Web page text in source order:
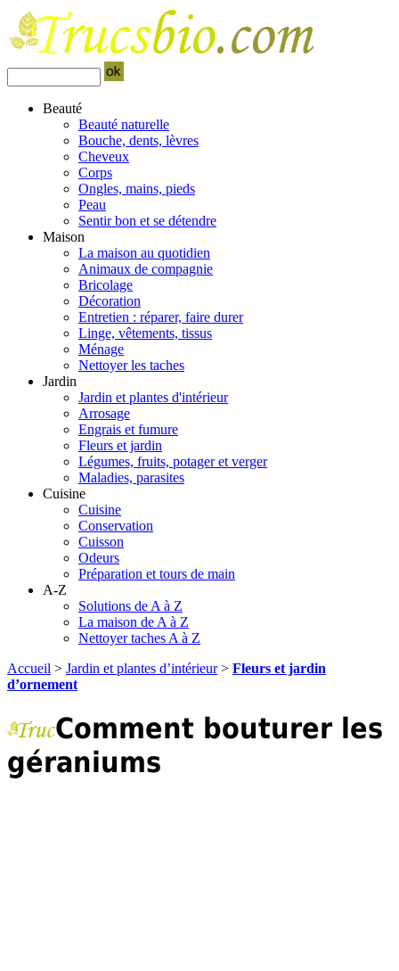
Beauté
Beauté naturelle
Bouche, dents, lèvres
Cheveux
Corps
Ongles, mains, pieds
Peau
Sentir bon et se détendre
Maison
La maison au quotidien
Animaux de compagnie
Bricolage
Décoration
Entretien : réparer, faire durer
Linge, vêtements, tissus
Ménage
Nettoyer les taches
Jardin
Jardin et plantes d'intérieur
Arrosage
Engrais et fumure
Fleurs et jardin
Légumes, fruits, potager et verger
Maladies, parasites
Cuisine
Cuisine
Conservation
Cuisson
Odeurs
Préparation et tours de main
A-Z
Solutions de A à Z
La maison de A à Z
Nettoyer taches A à Z
Accueil > Jardin et plantes d’intérieur> Fleurs et jardin
d’ornement
Comment bouturer les
géraniums